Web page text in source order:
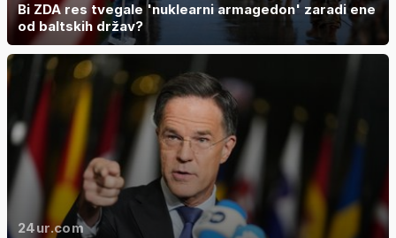
Bi ZDA res tvegale 'nuklearni armagedon' zaradi ene
od baltskih držav?
24ur.com